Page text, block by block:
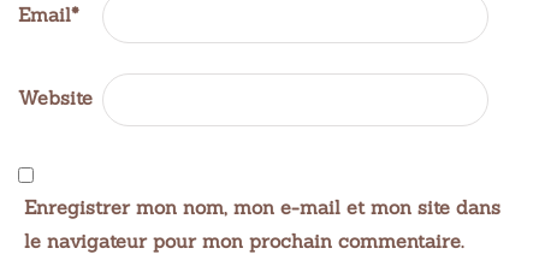
Email*
Website
Enregistrer mon nom, mon e-mail et mon site dans
le navigateur pour mon prochain commentaire.